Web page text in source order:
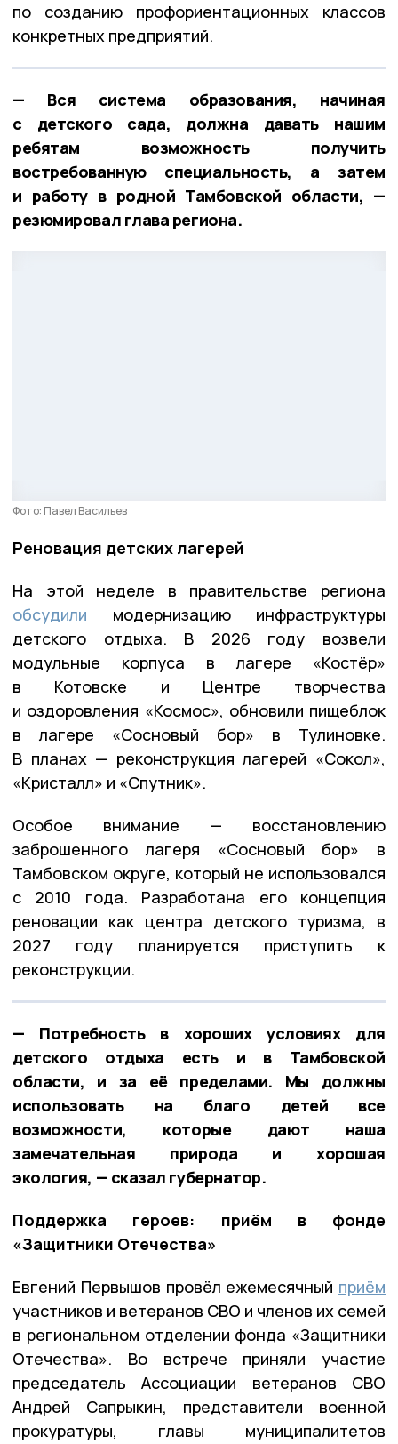
по созданию профориентационных классов
конкретных предприятий.
— Вся система образования, начиная
с детского сада, должна давать нашим
ребятам возможность получить
востребованную специальность, а затем
и работу в родной Тамбовской области, —
резюмировал глава региона.
Фото: Павел Васильев
Реновация детских лагерей
На этой неделе в правительстве региона
обсудили модернизацию инфраструктуры
детского отдыха. В 2026 году возвели
модульные корпуса в лагере «Костёр»
в Котовске и Центре творчества
и оздоровления «Космос», обновили пищеблок
в лагере «Сосновый бор» в Тулиновке.
В планах — реконструкция лагерей «Сокол»,
«Кристалл» и «Спутник».
Особое внимание — восстановлению
заброшенного лагеря «Сосновый бор» в
Тамбовском округе, который не использовался
с 2010 года. Разработана его концепция
реновации как центра детского туризма, в
2027 году планируется приступить к
реконструкции.
— Потребность в хороших условиях для
детского отдыха есть и в Тамбовской
области, и за её пределами. Мы должны
использовать на благо детей все
возможности, которые дают наша
замечательная природа и хорошая
экология, — сказал губернатор.
Поддержка героев: приём в фонде
«Защитники Отечества»
Евгений Первышов провёл ежемесячный приём
участников и ветеранов СВО и членов их семей
в региональном отделении фонда «Защитники
Отечества». Во встрече приняли участие
председатель Ассоциации ветеранов СВО
Андрей Сапрыкин, представители военной
прокуратуры, главы муниципалитетов